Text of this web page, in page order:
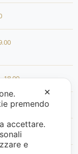
18.00
19.00
19.00
✕
premendo
accettare.
e